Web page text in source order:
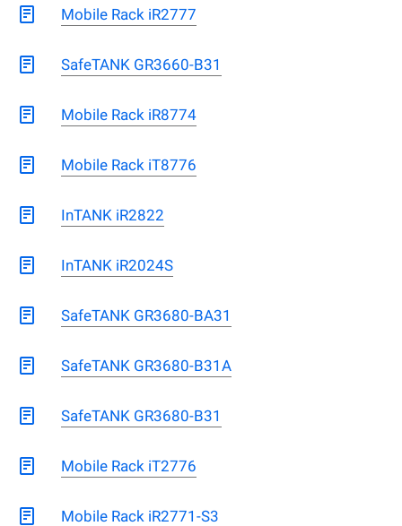
Mobile Rack iR2777
SafeTANK GR3660-B31
Mobile Rack iR8774
Mobile Rack iT8776
InTANK iR2822
InTANK iR2024S
SafeTANK GR3680-BA31
SafeTANK GR3680-B31A
SafeTANK GR3680-B31
Mobile Rack iT2776
Mobile Rack iR2771-S3